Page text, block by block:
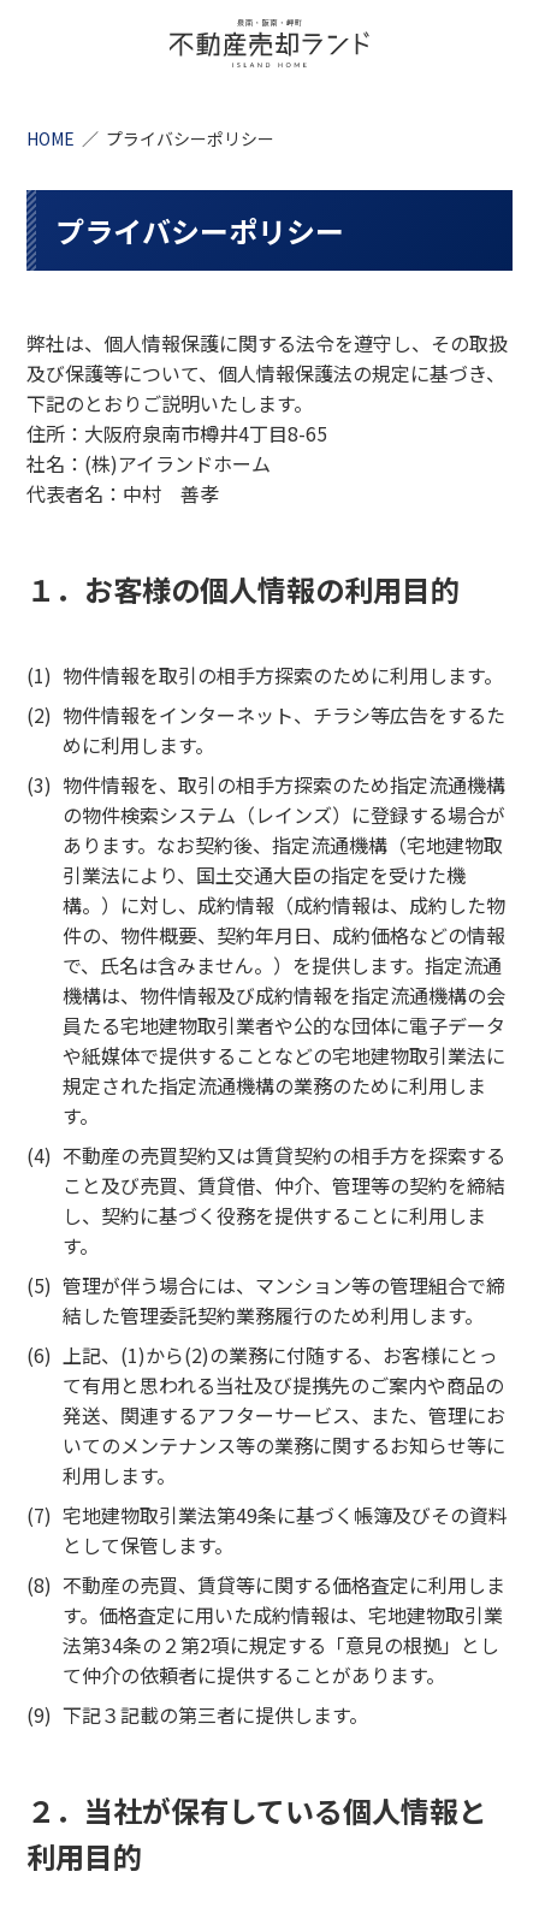
HOME プライバシーポリシー
プライバシーポリシー
弊社は、個人情報保護に関する法令を遵守し、その取扱
及び保護等について、個人情報保護法の規定に基づき、
下記のとおりご説明いたします。
住所：大阪府泉南市樽井4丁目8-65
社名：(株)アイランドホーム
代表者名：中村 善孝
１．お客様の個人情報の利用目的
物件情報を取引の相手方探索のために利用します。
物件情報をインターネット、チラシ等広告をするた
めに利用します。
物件情報を、取引の相手方探索のため指定流通機構
の物件検索システム（レインズ）に登録する場合が
あります。なお契約後、指定流通機構（宅地建物取
引業法により、国土交通大臣の指定を受けた機
構。）に対し、成約情報（成約情報は、成約した物
件の、物件概要、契約年月日、成約価格などの情報
で、氏名は含みません。）を提供します。指定流通
機構は、物件情報及び成約情報を指定流通機構の会
員たる宅地建物取引業者や公的な団体に電子データ
や紙媒体で提供することなどの宅地建物取引業法に
規定された指定流通機構の業務のために利用しま
す。
不動産の売買契約又は賃貸契約の相手方を探索する
こと及び売買、賃貸借、仲介、管理等の契約を締結
し、契約に基づく役務を提供することに利用しま
す。
管理が伴う場合には、マンション等の管理組合で締
結した管理委託契約業務履行のため利用します。
上記、(1)から(2)の業務に付随する、お客様にとっ
て有用と思われる当社及び提携先のご案内や商品の
発送、関連するアフターサービス、また、管理にお
いてのメンテナンス等の業務に関するお知らせ等に
利用します。
宅地建物取引業法第49条に基づく帳簿及びその資料
として保管します。
不動産の売買、賃貸等に関する価格査定に利用しま
す。価格査定に用いた成約情報は、宅地建物取引業
法第34条の２第2項に規定する「意見の根拠」とし
て仲介の依頼者に提供することがあります。
下記３記載の第三者に提供します。
２．当社が保有している個人情報と
利用目的